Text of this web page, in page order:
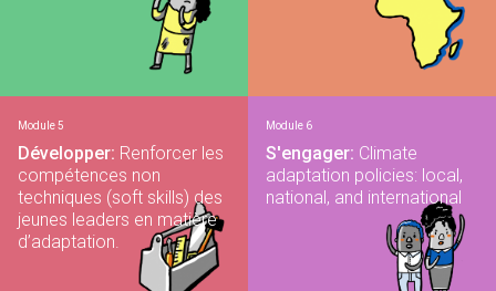
Module 5
Développer: Renforcer les
compétences non
techniques (soft skills) des
jeunes leaders en matière
d’adaptation.
Module 6
S'engager: Climate
adaptation policies: local,
national, and international